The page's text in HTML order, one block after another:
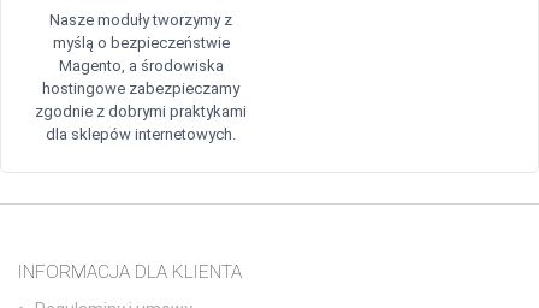
Nasze moduły tworzymy z
myślą o bezpieczeństwie
Magento, a środowiska
hostingowe zabezpieczamy
zgodnie z dobrymi praktykami
dla sklepów internetowych.
INFORMACJA DLA KLIENTA